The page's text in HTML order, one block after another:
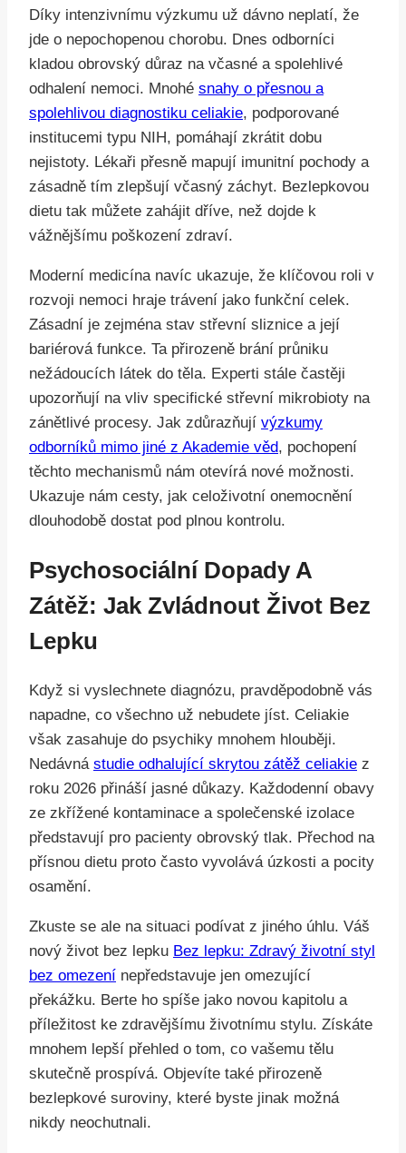
Díky intenzivnímu výzkumu už dávno neplatí, že
jde o nepochopenou chorobu. Dnes odborníci
kladou obrovský důraz na včasné a spolehlivé
odhalení nemoci. Mnohé snahy o přesnou a
spolehlivou diagnostiku celiakie, podporované
institucemi typu NIH, pomáhají zkrátit dobu
nejistoty. Lékaři přesně mapují imunitní pochody a
zásadně tím zlepšují včasný záchyt. Bezlepkovou
dietu tak můžete zahájit dříve, než dojde k
vážnějšímu poškození zdraví.
Moderní medicína navíc ukazuje, že klíčovou roli v
rozvoji nemoci hraje trávení jako funkční celek.
Zásadní je zejména stav střevní sliznice a její
bariérová funkce. Ta přirozeně brání průniku
nežádoucích látek do těla. Experti stále častěji
upozorňují na vliv specifické střevní mikrobioty na
zánětlivé procesy. Jak zdůrazňují výzkumy
odborníků mimo jiné z Akademie věd, pochopení
těchto mechanismů nám otevírá nové možnosti.
Ukazuje nám cesty, jak celoživotní onemocnění
dlouhodobě dostat pod plnou kontrolu.
Psychosociální Dopady A
Zátěž: Jak Zvládnout Život Bez
Lepku
Když si vyslechnete diagnózu, pravděpodobně vás
napadne, co všechno už nebudete jíst. Celiakie
však zasahuje do psychiky mnohem hlouběji.
Nedávná studie odhalující skrytou zátěž celiakie z
roku 2026 přináší jasné důkazy. Každodenní obavy
ze zkřížené kontaminace a společenské izolace
představují pro pacienty obrovský tlak. Přechod na
přísnou dietu proto často vyvolává úzkosti a pocity
osamění.
Zkuste se ale na situaci podívat z jiného úhlu. Váš
nový život bez lepku Bez lepku: Zdravý životní styl
bez omezení nepředstavuje jen omezující
překážku. Berte ho spíše jako novou kapitolu a
příležitost ke zdravějšímu životnímu stylu. Získáte
mnohem lepší přehled o tom, co vašemu tělu
skutečně prospívá. Objevíte také přirozeně
bezlepkové suroviny, které byste jinak možná
nikdy neochutnali.